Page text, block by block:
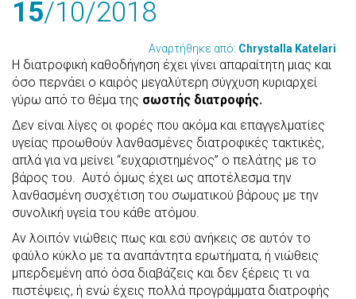
15/10/2018
Αναρτήθηκε από: Chrystalla Katelari
Η διατροφική καθοδήγηση έχει γίνει απαραίτητη μιας και
όσο περνάει ο καιρός μεγαλύτερη σύγχυση κυριαρχεί
γύρω από το θέμα της σωστής διατροφής.
Δεν είναι λίγες οι φορές που ακόμα και επαγγελματίες
υγείας προωθούν λανθασμένες διατροφικές τακτικές,
απλά για να μείνει “ευχαριστημένος” ο πελάτης με το
βάρος του. Αυτό όμως έχει ως αποτέλεσμα την
λανθασμένη συσχέτιση του σωματικού βάρους με την
συνολική υγεία του κάθε ατόμου.
Αν λοιπόν νιώθεις πως και εσύ ανήκεις σε αυτόν το
φαύλο κύκλο με τα αναπάντητα ερωτήματα, ή νιώθεις
μπερδεμένη από όσα διαβάζεις και δεν ξέρεις τι να
πιστέψεις, ή ενώ έχεις πολλά προγράμματα διατροφής